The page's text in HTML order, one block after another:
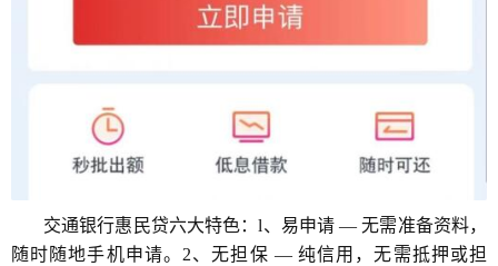
交通银行惠民贷六大特色：l、易申请 — 无需准备资料，
随时随地手机申请。2、无担保 — 纯信用，无需抵押或担